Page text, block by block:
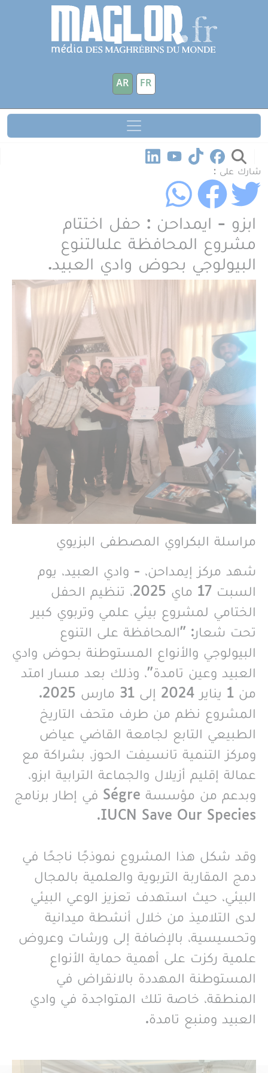
تجاوز إلى المحتوى الرئيسي
FR
AR
شارك على :
ابزو - ايمداحن : حفل اختتام
مشروع المحافظة علىالتنوع
البيولوجي بحوض وادي العبيد.
مراسلة البكراوي المصطفى البزيوي
شهد مركز إيمداحن، - وادي العبيد، يوم
السبت 17 ماي 2025، تنظيم الحفل
الختامي لمشروع بيئي علمي وتربوي كبير
تحت شعار: "المحافظة على التنوع
البيولوجي والأنواع المستوطنة بحوض وادي
العبيد وعين تامدة"، وذلك بعد مسار امتد
من 1 يناير 2024 إلى 31 مارس 2025.
المشروع نظم من طرف متحف التاريخ
الطبيعي التابع لجامعة القاضي عياض
ومركز التنمية تانسيفت الحوز، بشراكة مع
عمالة إقليم أزيلال والجماعة الترابية ابزو،
وبدعم من مؤسسة Ségre في إطار برنامج
IUCN Save Our Species.
وقد شكل هذا المشروع نموذجًا ناجحًا في
دمج المقاربة التربوية والعلمية بالمجال
البيئي، حيث استهدف تعزيز الوعي البيئي
لدى التلاميذ من خلال أنشطة ميدانية
وتحسيسية، بالإضافة إلى ورشات وعروض
علمية ركزت على أهمية حماية الأنواع
المستوطنة المهددة بالانقراض في
المنطقة، خاصة تلك المتواجدة في وادي
العبيد ومنبع تامدة.
لوحة إدارة ملفات تعريف الارتباط